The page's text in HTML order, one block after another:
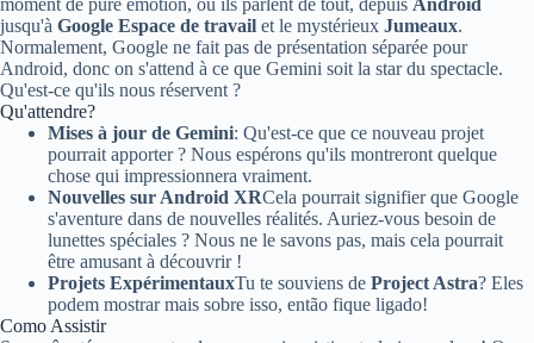
moment de pure émotion, où ils parlent de tout, depuis Android
jusqu'à Google Espace de travail et le mystérieux Jumeaux.
Normalement, Google ne fait pas de présentation séparée pour
Android, donc on s'attend à ce que Gemini soit la star du spectacle.
Qu'est-ce qu'ils nous réservent ?
Qu'attendre?
Mises à jour de Gemini: Qu'est-ce que ce nouveau projet
pourrait apporter ? Nous espérons qu'ils montreront quelque
chose qui impressionnera vraiment.
Nouvelles sur Android XRCela pourrait signifier que Google
s'aventure dans de nouvelles réalités. Auriez-vous besoin de
lunettes spéciales ? Nous ne le savons pas, mais cela pourrait
être amusant à découvrir !
Projets ExpérimentauxTu te souviens de Project Astra? Eles
podem mostrar mais sobre isso, então fique ligado!
Como Assistir